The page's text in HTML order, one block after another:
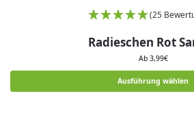
(25
Radieschen Rot
Ab 3,99€
Ausführung wählen